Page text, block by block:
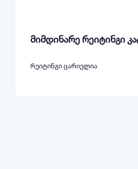
მიმდინარე რეიტინგი
რეიტინგი ცარიელია